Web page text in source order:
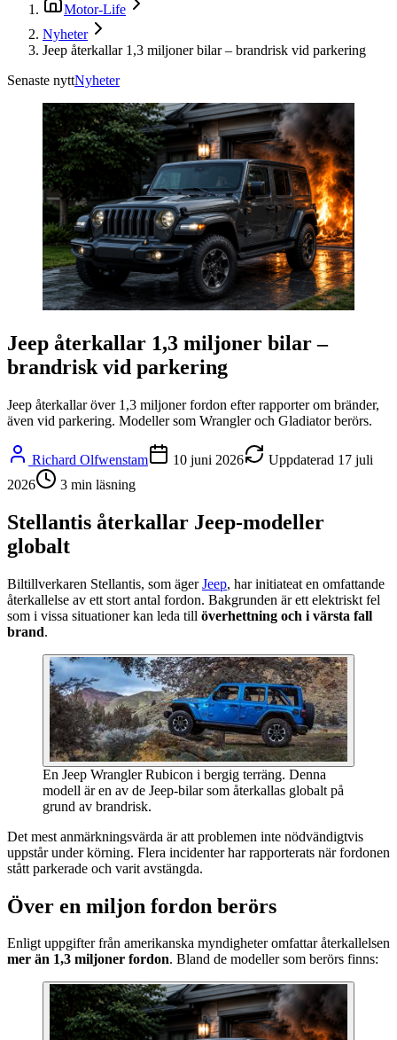
Motor-Life
Nyheter
Jeep återkallar 1,3 miljoner bilar – brandrisk vid parkering
Senaste nyttNyheter
Jeep återkallar 1,3 miljoner bilar –
brandrisk vid parkering
Jeep återkallar över 1,3 miljoner fordon efter rapporter om bränder,
även vid parkering. Modeller som Wrangler och Gladiator berörs.
Richard Olfwenstam 10 juni 2026 Uppdaterad 17 juli
2026
3 min läsning
Stellantis återkallar Jeep-modeller
globalt
Biltillverkaren Stellantis, som ägerJeep, har initiateat en omfattande
återkallelse av ett stort antal fordon. Bakgrunden är ett elektriskt fel
som i vissa situationer kan leda till överhettning och i värsta fall
brand.
En Jeep Wrangler Rubicon i bergig terräng. Denna
modell är en av de Jeep-bilar som återkallas globalt på
grund av brandrisk.
Det mest anmärkningsvärda är att problemen inte nödvändigtvis
uppstår under körning. Flera incidenter har rapporterats när fordonen
stått parkerade och varit avstängda.
Över en miljon fordon berörs
Enligt uppgifter från amerikanska myndigheter omfattar återkallelsen
mer än 1,3 miljoner fordon. Bland de modeller som berörs finns: